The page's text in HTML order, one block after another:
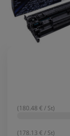
(180.48 € / St)
(178.13 € / St)